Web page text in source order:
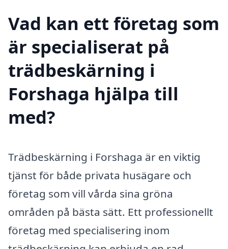
Vad kan ett företag som
är specialiserat på
trädbeskärning i
Forshaga hjälpa till
med?
Trädbeskärning i Forshaga är en viktig
tjänst för både privata husägare och
företag som vill vårda sina gröna
områden på bästa sätt. Ett professionellt
företag med specialisering inom